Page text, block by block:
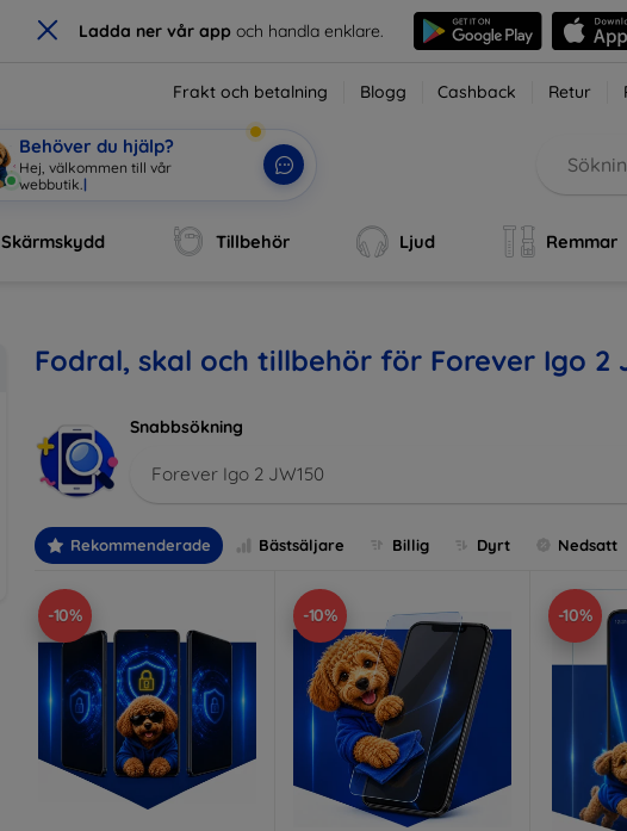
× Ladda ner vår app och handla enklare.
Frakt och betalning Blogg Cashback Retur
Behöver du hjälp?
Hej, välkommen till vår w
Skärmskydd Tillbehör Ljud Remmar
Fodral, skal och tillbehör för Forever Igo 2
Snabbsökning
Forever Igo 2 JW150
Rekommenderade Bästsäljare Billig Dyrt Nedsatt
-10% -10% -10%